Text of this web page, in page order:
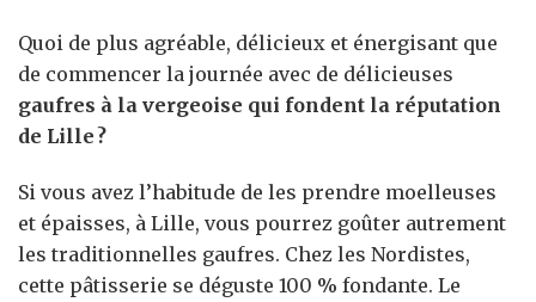
Quoi de plus agréable, délicieux et énergisant que
de commencer la journée avec de délicieuses
gaufres à la vergeoise qui fondent la réputation
de Lille ?
Si vous avez l’habitude de les prendre moelleuses
et épaisses, à Lille, vous pourrez goûter autrement
les traditionnelles gaufres. Chez les Nordistes,
cette pâtisserie se déguste 100 % fondante. Le